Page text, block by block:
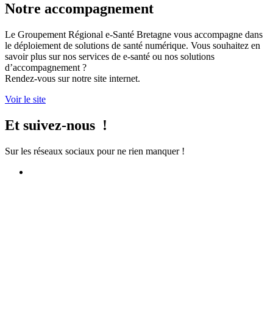
Notre accompagnement
Le Groupement Régional e-Santé Bretagne vous accompagne dans
le déploiement de solutions de santé numérique. Vous souhaitez en
savoir plus sur nos services de e-santé ou nos solutions
d’accompagnement ?
Rendez-vous sur notre site internet.
Voir le site
Et suivez-nous !
Sur les réseaux sociaux pour ne rien manquer !